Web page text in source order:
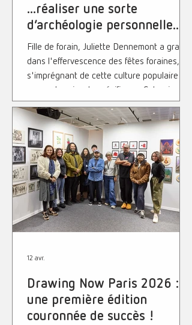
...réaliser une sorte
d’archéologie personnelle... "
Fille de forain, Juliette Dennemont a grandi
dans l'effervescence des fêtes foraines,
s'imprégnant de cette culture populaire
aux codes visuels spécifiques. Cet univers
constitue alors le socle de sa formation
artistique et l'aérographe initialement
utilisé pour rénover et repenser le design
des manèges de sa famille, devient son
médium de prédilection. Avec Fantasma,
elle franchit une nouvelle étape dans sa
volonté de mêler art forain et art
contemporain... FANTASMA, 12 La G
Drawing Now Paris 2026 :
une première édition
couronnée de succès !
12 avr.